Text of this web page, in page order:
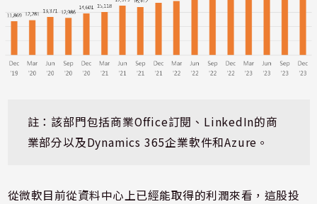
註：該部門包括商業Office訂閱、LinkedIn的商
業部分以及Dynamics 365企業軟件和Azure。
從微軟目前從資料中心上已經能取得的利潤來看，這股投